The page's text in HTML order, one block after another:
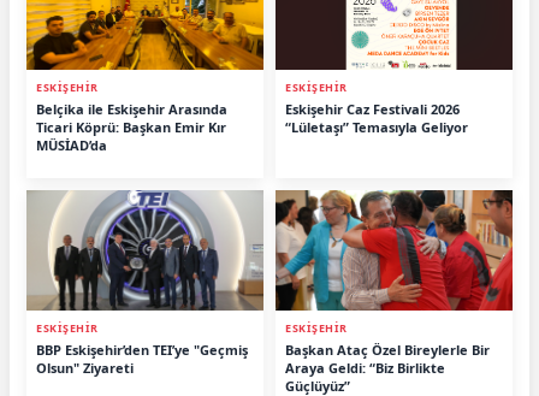
ESKİŞEHİR
Belçika ile Eskişehir Arasında
Ticari Köprü: Başkan Emir Kır
MÜSİAD’da
ESKİŞEHİR
Eskişehir Caz Festivali 2026
“Lületaşı” Temasıyla Geliyor
ESKİŞEHİR
BBP Eskişehir’den TEI’ye "Geçmiş
Olsun" Ziyareti
ESKİŞEHİR
Başkan Ataç Özel Bireylerle Bir
Araya Geldi: “Biz Birlikte
Güçlüyüz”